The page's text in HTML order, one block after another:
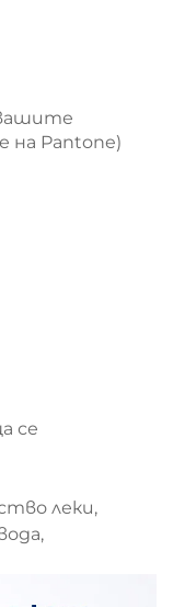
на Pantone)
се
леки,